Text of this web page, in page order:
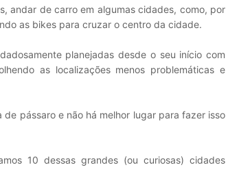
andar de carro em algumas cidades, como, por
as bikes para cruzar o centro da cidade.
planejadas desde o seu início com
as localizações menos problemáticas e
pássaro e não há melhor lugar para fazer isso
10 dessas grandes (ou curiosas) cidades